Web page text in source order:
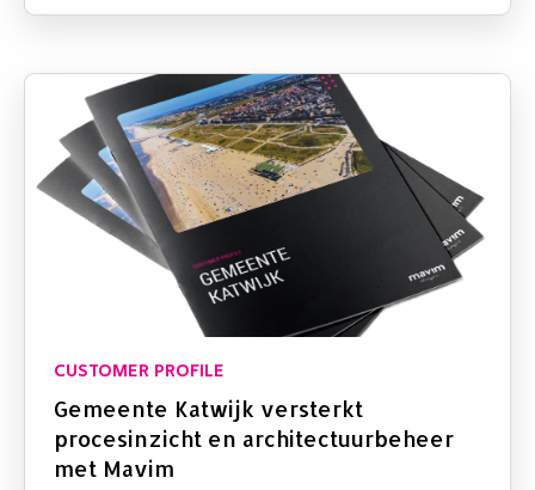
CUSTOMER PROFILE
Gemeente Katwijk versterkt
procesinzicht en architectuurbeheer
met Mavim